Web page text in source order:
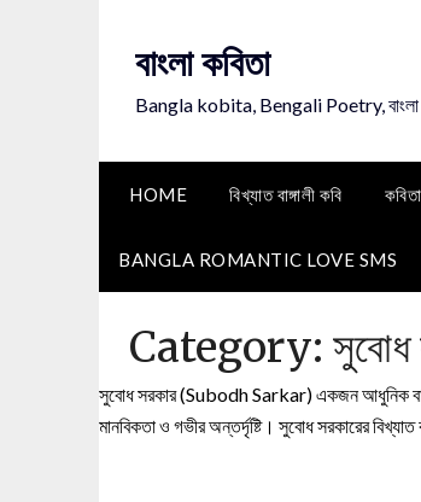
বাংলা কবিতা
Bangla kobita, Bengali Poetry,
HOME বিখ্যাত বাঙ্গালী কবি
BANGLA ROMANTIC LOVE SMS
Category: সুবোধ
সুবোধ সরকার (Subodh Sarkar) একজন আধুনিক
মানবিকতা ও গভীর অন্তর্দৃষ্টি। সুবোধ সরকারের